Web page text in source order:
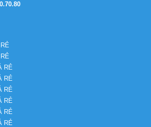
RẺ
RẺ
RẺ
RẺ
RẺ
RẺ